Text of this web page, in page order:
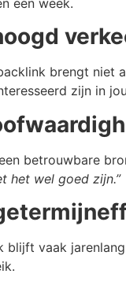
een week.
brengt niet
zijn in
betrouwbare
het wel goed zijn.”
blijft vaak